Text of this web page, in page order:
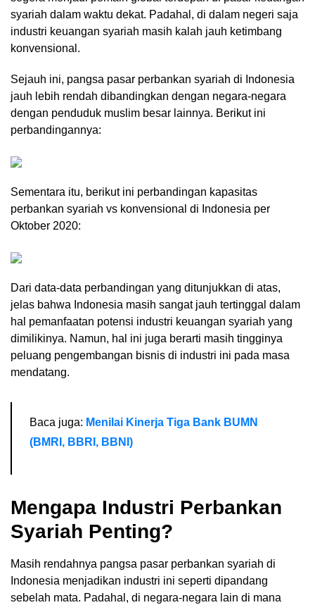
syariah dalam waktu dekat. Padahal, di dalam negeri saja
industri keuangan syariah masih kalah jauh ketimbang
konvensional.
Sejauh ini, pangsa pasar perbankan syariah di Indonesia
jauh lebih rendah dibandingkan dengan negara-negara
dengan penduduk muslim besar lainnya. Berikut ini
perbandingannya:
Sementara itu, berikut ini perbandingan kapasitas
perbankan syariah vs konvensional di Indonesia per
Oktober 2020:
Dari data-data perbandingan yang ditunjukkan di atas,
jelas bahwa Indonesia masih sangat jauh tertinggal dalam
hal pemanfaatan potensi industri keuangan syariah yang
dimilikinya. Namun, hal ini juga berarti masih tingginya
peluang pengembangan bisnis di industri ini pada masa
mendatang.
Baca juga: Menilai Kinerja Tiga Bank BUMN
(BMRI, BBRI, BBNI)
Mengapa Industri Perbankan
Syariah Penting?
Masih rendahnya pangsa pasar perbankan syariah di
Indonesia menjadikan industri ini seperti dipandang
sebelah mata. Padahal, di negara-negara lain di mana